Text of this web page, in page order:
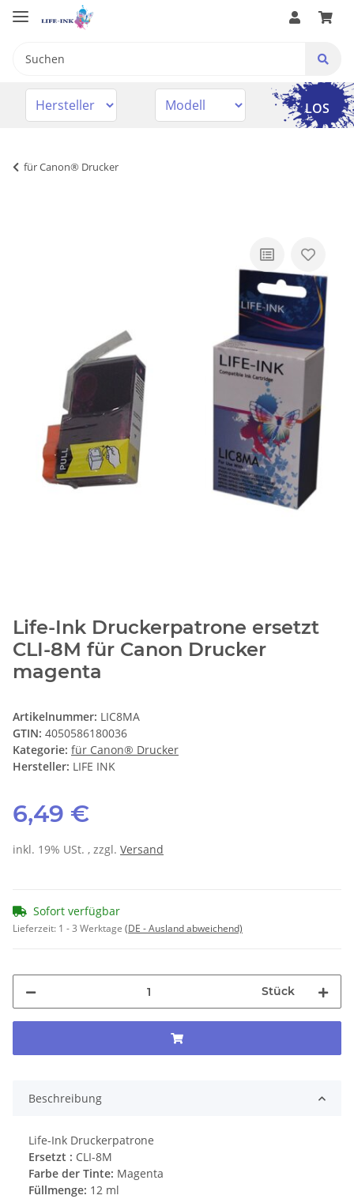
LOS
für Canon® Drucker
Life-Ink Druckerpatrone ersetzt
CLI-8M für Canon Drucker
magenta
Artikelnummer: LIC8MA
GTIN: 4050586180036
Kategorie: für Canon® Drucker
Hersteller: LIFE INK
6,49 €
inkl. 19% USt. , zzgl. Versand
Sofort verfügbar
Lieferzeit: 1 - 3 Werktage (DE - Ausland abweichend)
Stück
Beschreibung
Life-Ink Druckerpatrone
Ersetzt : CLI-8M
Farbe der Tinte: Magenta
Füllmenge: 12 ml